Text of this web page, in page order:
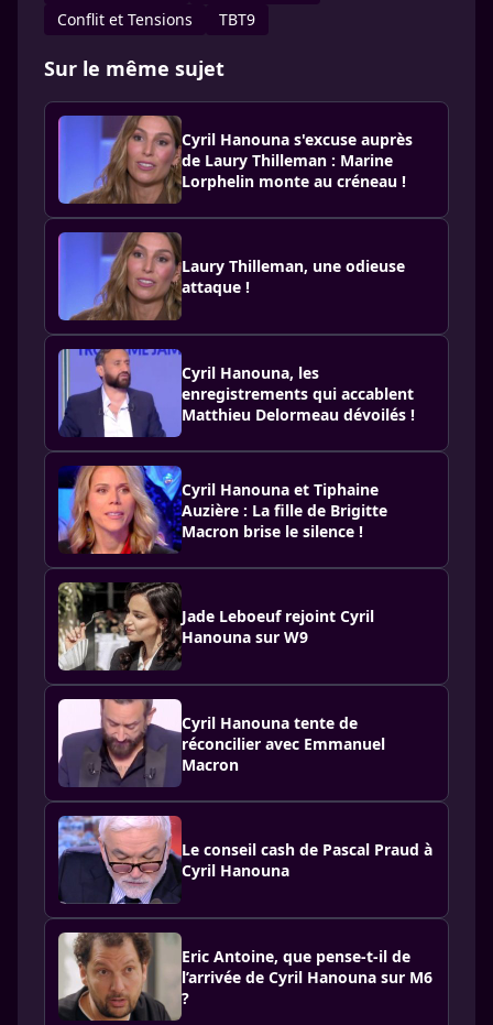
Conflit et Tensions
TBT9
Sur le même sujet
Cyril Hanouna s'excuse auprès
de Laury Thilleman : Marine
Lorphelin monte au créneau !
Laury Thilleman, une odieuse
attaque !
Cyril Hanouna, les
enregistrements qui accablent
Matthieu Delormeau dévoilés !
Cyril Hanouna et Tiphaine
Auzière : La fille de Brigitte
Macron brise le silence !
Jade Leboeuf rejoint Cyril
Hanouna sur W9
Cyril Hanouna tente de
réconcilier avec Emmanuel
Macron
Le conseil cash de Pascal Praud à
Cyril Hanouna
Eric Antoine, que pense-t-il de
l’arrivée de Cyril Hanouna sur M6
?